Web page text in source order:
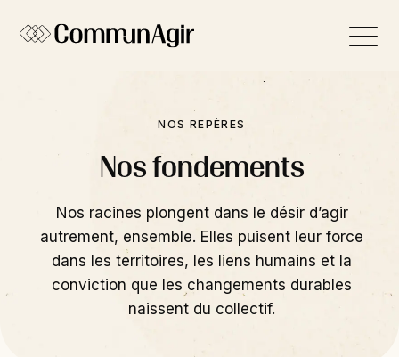
NOS REPÈRES
Nos fondements
Nos racines plongent dans le désir d’agir
autrement, ensemble. Elles puisent leur force
dans les territoires, les liens humains et la
conviction que les changements durables
naissent du collectif.